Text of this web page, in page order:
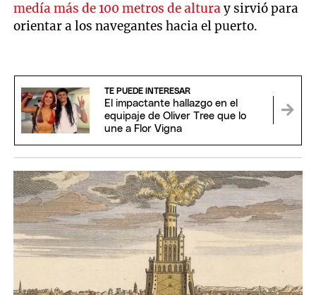
medía más de 100 metros de altura y sirvió para
orientar a los navegantes hacia el puerto.
TE PUEDE INTERESAR
El impactante hallazgo en el
equipaje de Oliver Tree que lo
une a Flor Vigna